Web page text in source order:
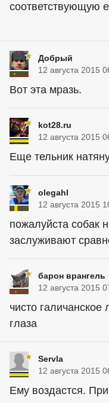
соответствующую
Добрый
12 августа 2015
Вот эта мразь.
kot28.ru
12 августа 2015
Еще тельник
olegahl
12 августа 2015
пожалуйста собак
заслуживают
барон врангель
12 августа 2015
чисто
глаза
Servla
12 августа 2015
Ему воздастся.